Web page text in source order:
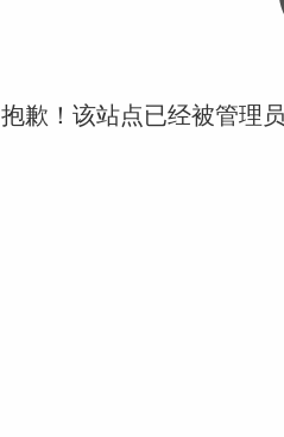
抱歉！该站点已经被管理